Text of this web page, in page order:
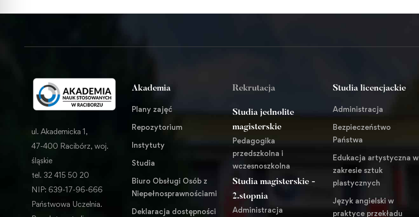
ul. Akademicka 1,
47-400 Racibórz, woj.
śląskie
tel. 32 415 50 20
NIP: 639-17-96-666
Państwowa Uczelnia.
Akademia
Plany zajęć
Repozytorium
Instytuty
Studia
Biuro Obsługi Osób z
Niepełnosprawnościami
Deklaracja dostępności
Rekrutacja
Studia jednolite
magisterskie
Pedagogika
przedszkolna i
wczesnoszkolna
Studia magisterskie -
2.stopnia
Administracja
Studia licencjackie
Administracja
Bezpieczeństwo
Państwa
Edukacja artystyczna w
zakresie sztuk
plastycznych
Język angielski w
praktyce przekładu